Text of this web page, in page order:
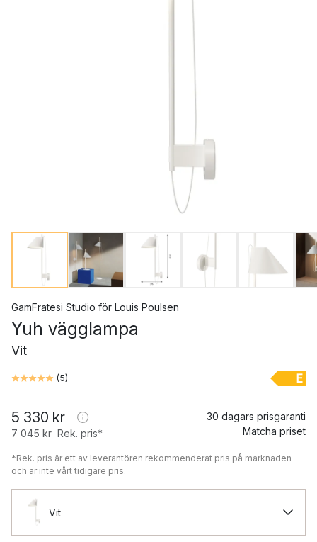
GamFratesi Studio för Louis Poulsen
Yuh vägglampa
Vit
(5) E
5 330 kr
7 045 kr Rek. pris*
30 dagars prisgaranti
Matcha priset
*Rek. pris är ett av leverantören rekommenderat pris på marknaden
och är inte vårt tidigare pris.
Vit